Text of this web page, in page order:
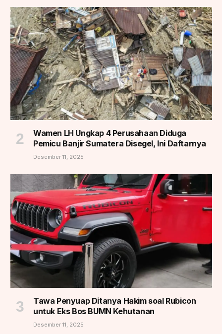
Wamen LH Ungkap 4 Perusahaan Diduga
Pemicu Banjir Sumatera Disegel, Ini Daftarnya
Desember 11, 2025
Tawa Penyuap Ditanya Hakim soal Rubicon
untuk Eks Bos BUMN Kehutanan
Desember 11, 2025